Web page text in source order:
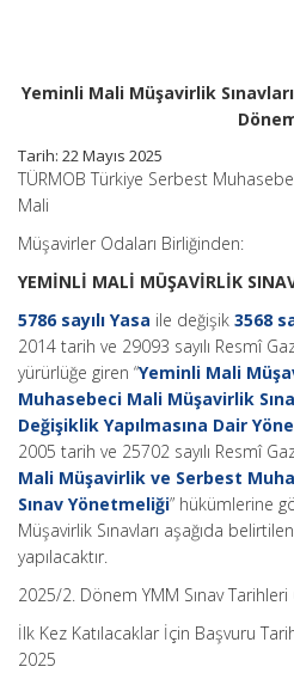
Yeminli Mali Müşavirlik
Tarih: 22 Mayıs 2025
TÜRMOB Türkiye Serbest
Mali
Müşavirler Odaları Birliğinden:
YEMİNLİ MALİ MÜŞAVİRLİK
5786 sayılı Yasa ile değişik 3568
2014 tarih ve 29093 sayılı Resmî
yürürlüğe giren “Yeminli Mali
Muhasebeci Mali Müşavirlik
Değişiklik Yapılmasına Dair
2005 tarih ve 25702 sayılı Resmî
Mali Müşavirlik ve Serbest
Sınav Yönetmeliği” hükümlerine
Müşavirlik Sınavları aşağıda
yapılacaktır.
2025/2. Dönem YMM Sınav
İlk Kez Katılacaklar İçin Başvuru
2025